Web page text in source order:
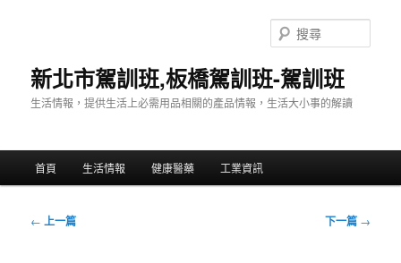
新北市駕訓班,板橋駕訓班-駕訓班
生活情報，提供生活上必需用品相關的產品情報，生活大小事的解讀
尋
首頁 生活情報 健康醫藥 工業資訊
文
← 上一篇 下一篇 →